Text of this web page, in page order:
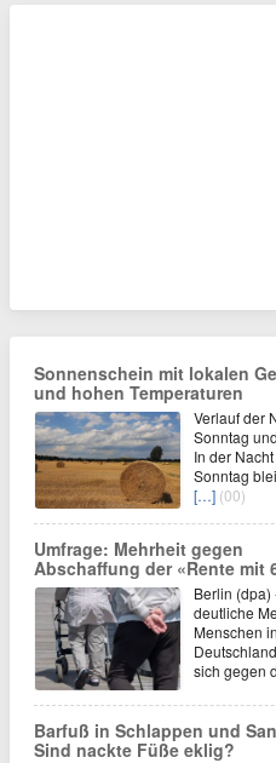
Sonnenschein mit lokalen
und hohen Temperaturen
Verlauf der
Sonntag
In der
Sonntag
[…] (00)
Umfrage: Mehrheit gegen
Abschaffung der «Rente mit
Berlin (dpa)
deutliche
Menschen in
sich gegen
Barfuß in Schlappen und
Sind nackte Füße eklig?